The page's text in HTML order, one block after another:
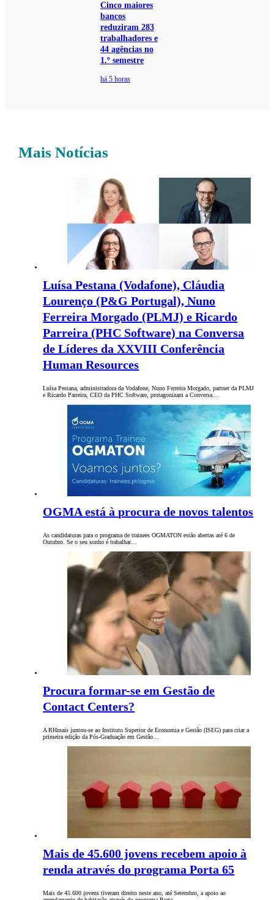
Cinco maiores
bancos
reduziram 283
trabalhadores e
44 agências no
1.º semestre
há 5 horas
Mais Notícias
Luísa Pestana (Vodafone), Cláudia
Lourenço (P&G Portugal), Nuno
Ferreira Morgado (PLMJ) e Ricardo
Parreira (PHC Software) na Conversa
de Líderes da XXVIII Conferência
Human Resources
Luísa Pestana, administradora da Vodafone, Nuno Ferreira Morgado, partner da PLMJ
e Ricardo Parreira, CEO da PHC Software, protagonizam a Conversa…
OGMA está à procura de novos talentos
As candidaturas para o programa de trainees OGMATON estão abertas até 6 de
Outubro. Se o seu sonho é trabalhar…
Procura formar-se em Gestão de
Contact Centers?
A RHmais juntou-se ao Instituto Superior de Economia e Gestão (ISEG) para criar a
primeira edição da Pós-Graduação em Gestão…
Mais de 45.600 jovens recebem apoio à
renda através do programa Porta 65
Mais de 45.600 jovens tiveram direito neste ano, até Setembro, a apoio ao